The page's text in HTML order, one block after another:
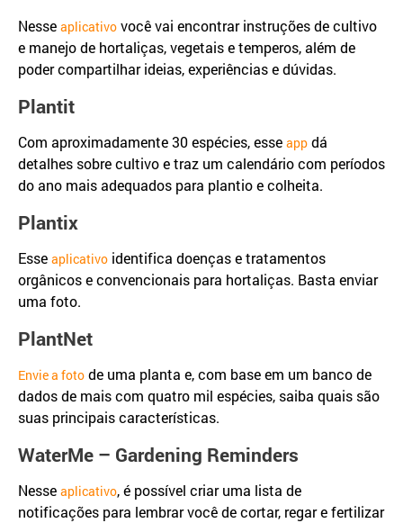
Nesse aplicativo você vai encontrar instruções de cultivo
e manejo de hortaliças, vegetais e temperos, além de
poder compartilhar ideias, experiências e dúvidas.
Plantit
Com aproximadamente 30 espécies, esse app dá
detalhes sobre cultivo e traz um calendário com períodos
do ano mais adequados para plantio e colheita.
Plantix
Esse aplicativo identifica doenças e tratamentos
orgânicos e convencionais para hortaliças. Basta enviar
uma foto.
PlantNet
Envie a foto de uma planta e, com base em um banco de
dados de mais com quatro mil espécies, saiba quais são
suas principais características.
WaterMe – Gardening Reminders
Nesse aplicativo, é possível criar uma lista de
notificações para lembrar você de cortar, regar e fertilizar